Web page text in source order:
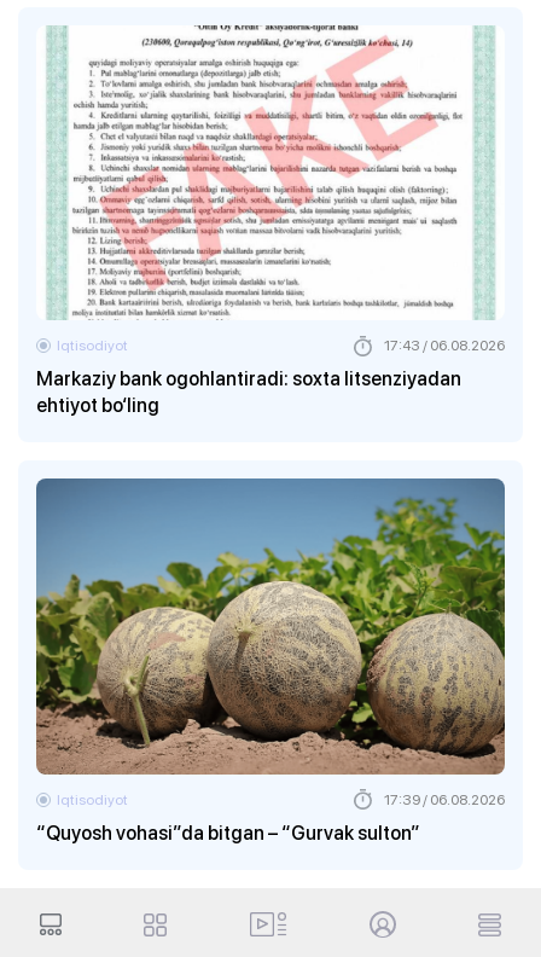
Markaziy bank ogohlantiradi: soxta litsenziyadan
ehtiyot bo‘ling
Iqtisodiyot 17:43 / 06.08.2026
“Quyosh vohasi”da bitgan – “Gurvak sulton”
Iqtisodiyot 17:39 / 06.08.2026